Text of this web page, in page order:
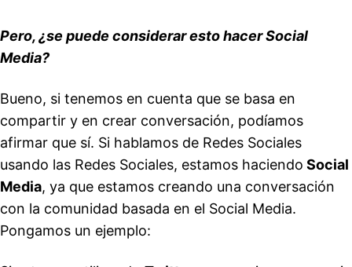
Pero, ¿se puede considerar esto hacer Social
Media?
Bueno, si tenemos en cuenta que se basa en
compartir y en crear conversación, podíamos
afirmar que sí. Si hablamos de Redes Sociales
usando las Redes Sociales, estamos haciendo Social
Media, ya que estamos creando una conversación
con la comunidad basada en el Social Media.
Pongamos un ejemplo: